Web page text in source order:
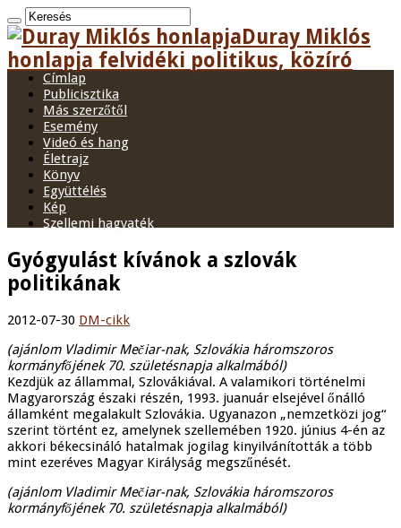
Duray Miklós
honlapja felvidéki politikus, közíró
Címlap
Publicisztika
Más szerzőtől
Esemény
Videó és hang
Életrajz
Könyv
Együttélés
Kép
Szellemi hagyaték
Gyógyulást kívánok a szlovák
politikának
2012-07-30 DM-cikk
(ajánlom Vladimir Mečiar-nak, Szlovákia háromszoros
kormányfőjének 70. születésnapja alkalmából)
Kezdjük az állammal, Szlovákiával. A valamikori történelmi
Magyarország északi részén, 1993. juanuár elsejével őnálló
államként megalakult Szlovákia. Ugyanazon „nemzetközi jog“
szerint történt ez, amelynek szellemében 1920. június 4-én az
akkori békecsináló hatalmak jogilag kinyilvánították a több
mint ezeréves Magyar Királyság megszűnését.
(ajánlom Vladimir Mečiar-nak, Szlovákia háromszoros
kormányfőjének 70. születésnapja alkalmából)